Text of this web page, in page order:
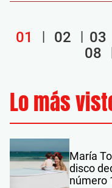
01 02 03
08
Lo más
María
disco
número